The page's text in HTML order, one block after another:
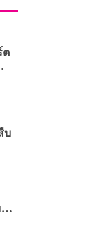
ต
บ